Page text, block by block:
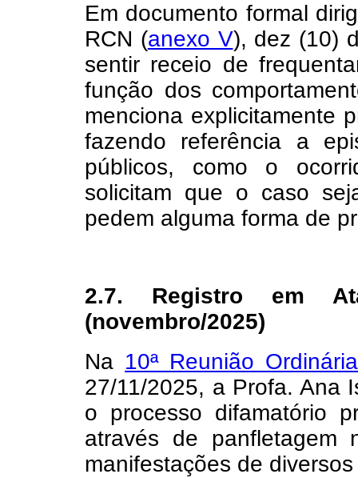
Em documento formal
RCN (anexo V), dez (10)
sentir receio de
função dos
menciona explicitamente
fazendo referência a
públicos, como o
solicitam que o caso
pedem alguma forma de
2.7. Registro em
(novembro/2025)
Na 10ª Reunião
27/11/2025, a Profa. Ana
o processo difamatório
através de panfletagem
manifestações de